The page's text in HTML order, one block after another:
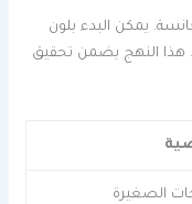
يمكن البدء بلون
هذا النهج يضمن تحقيق
الصغيرة